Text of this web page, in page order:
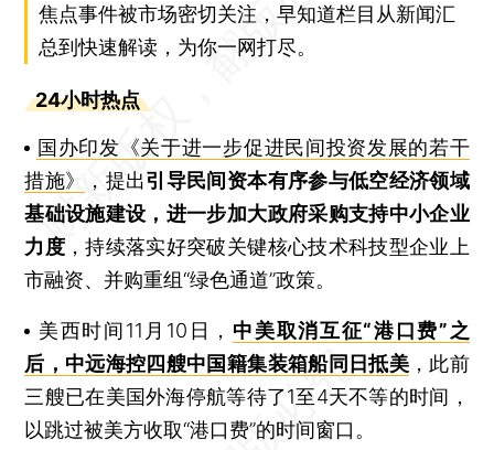
焦点事件被市场密切关注，早知道栏目从新闻汇
总到快速解读，为你一网打尽。
24小时热点
国办印发《关于进一步促进民间投资发展的若干
措施》
，提出引导民间资本有序参与低空经济领域
基础设施建设，进一步加大政府采购支持中小企业
力度 ，持续落实好突破关键核心技术科技型企业上
市融资、并购重组“绿色通道”政策。
美西时间11月10日， 中美取消互征“港口费”之
后，中远海控四艘中国籍集装箱船同日抵美，此前
三艘已在美国外海停航等待了1至4天不等的时间，
以跳过被美方收取“港口费”的时间窗口。